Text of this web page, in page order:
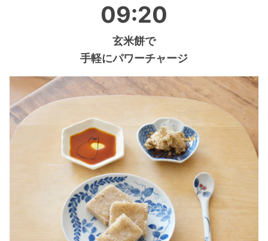
09:20
玄米餅で
手軽にパワーチャージ